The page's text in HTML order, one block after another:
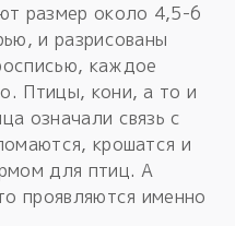
размер около 4,5-6
и разрисованы
каждое
Птицы, кони, а то и
означали связь с
крошатся и
для птиц. А
проявляются именно